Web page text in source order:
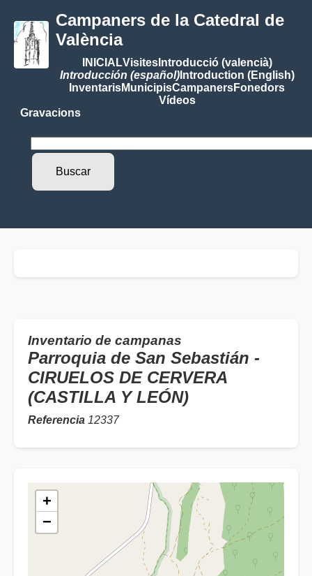
Campaners de la Catedral de
València
INICIALVisitesIntroducció (valencià)
Introducción (español)Introduction (English)
InventarisMunicipisCampanersFonedors
Vídeos
Gravacions
Inventario de campanas
Parroquia de San Sebastián -
CIRUELOS DE CERVERA
(CASTILLA Y LEÓN)
Referencia 12337
+
−